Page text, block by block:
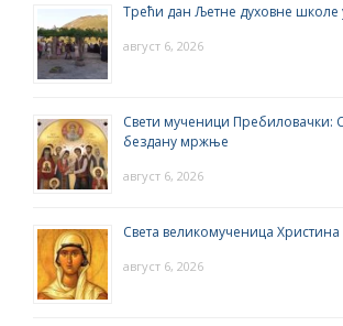
Трећи дан Љетне духовне школе
август 6, 2026
Свети мученици Пребиловачки:
бездану мржње
август 6, 2026
Света великомученица Христина
август 6, 2026